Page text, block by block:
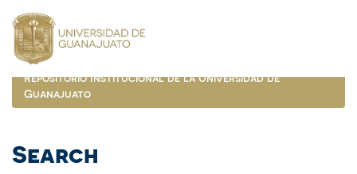
navigation
Repositorio Institucional de la Universidad de
Guanajuato
Search